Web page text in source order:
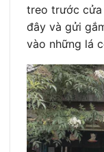
treo trước cửa
đây và gửi
vào những lá